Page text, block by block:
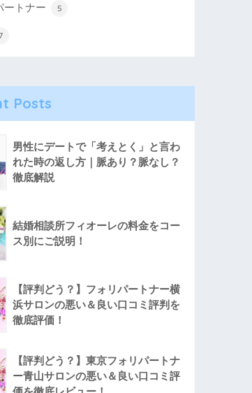
ートナー 5
7
Posts
男性にデートで「考えとく」と言わ
れた時の返し方｜脈あり？脈なし？
徹底解説
結婚相談所フィオーレの料金をコー
ス別にご説明！
【評判どう？】フォリパートナー横
浜サロンの悪い＆良い口コミ評判を
徹底評価！
【評判どう？】東京フォリパートナ
ー青山サロンの悪い＆良い口コミ評